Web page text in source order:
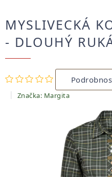
MYSLIVECKÁ
- DLOUHÝ
Průměrné
hodnocení
produktu
je
hvězdiček.
Značka: Margita